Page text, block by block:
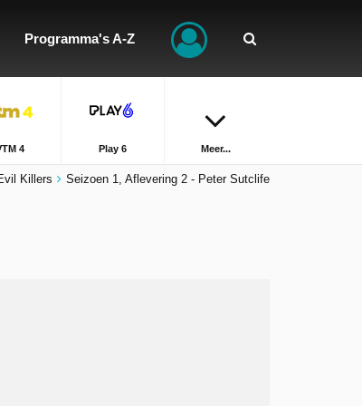
Programma's A-Z
4 Play 6 Meer...
Killers Seizoen 1, Aflevering 2 - Peter Sutclife